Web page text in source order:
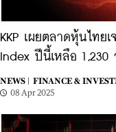
KKP เผยตลาดหุ้นไทย
Index ปีนี้เหลือ
NEWS |
FINANCE &
08 Apr 2025